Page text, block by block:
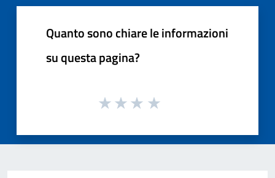
Quanto sono chiare le informazioni
su questa pagina?